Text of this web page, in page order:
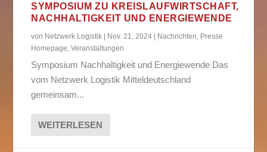
SYMPOSIUM ZU KREISLAUFWIRTSCHAFT,
NACHHALTIGKEIT UND ENERGIEWENDE
von Netzwerk Logistik Nov. 21, 2024 Nachrichten, Presse
Homepage,Veranstaltungen
Symposium Nachhaltigkeit und Energiewende Das
vom Netzwerk Logistik Mitteldeutschland
gemeinsam...
WEITERLESEN